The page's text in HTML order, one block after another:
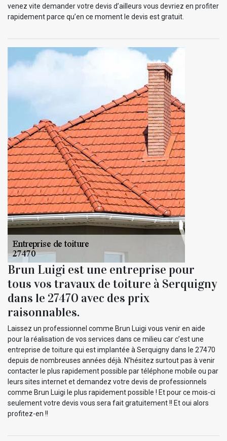
venez vite demander votre devis d’ailleurs vous devriez en profiter
rapidement parce qu’en ce moment le devis est gratuit.
Brun Luigi est une entreprise pour
tous vos travaux de toiture à Serquigny
dans le 27470 avec des prix
raisonnables.
Laissez un professionnel comme Brun Luigi vous venir en aide
pour la réalisation de vos services dans ce milieu car c’est une
entreprise de toiture qui est implantée à Serquigny dans le 27470
depuis de nombreuses années déjà. N’hésitez surtout pas à venir
contacter le plus rapidement possible par téléphone mobile ou par
leurs sites internet et demandez votre devis de professionnels
comme Brun Luigi le plus rapidement possible ! Et pour ce mois-ci
seulement votre devis vous sera fait gratuitement !! Et oui alors
profitez-en !!